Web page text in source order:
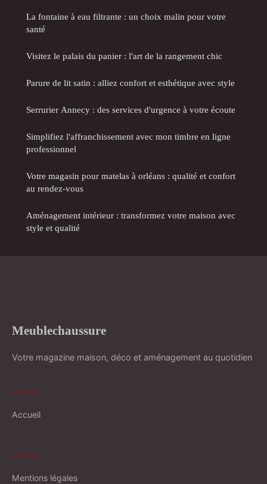
La fontaine à eau filtrante : un choix malin pour votre
santé
Visitez le palais du panier : l'art de la rangement chic
Parure de lit satin : alliez confort et esthétique avec style
Serrurier Annecy : des services d'urgence à votre écoute
Simplifiez l'affranchissement avec mon timbre en ligne
professionnel
Votre magasin pour matelas à orléans : qualité et confort
au rendez-vous
Aménagement intérieur : transformez votre maison avec
style et qualité
Meublechaussure
Votre magazine maison, déco et aménagement au quotidien
LIENS
Accueil
LÉGAL
Mentions légales